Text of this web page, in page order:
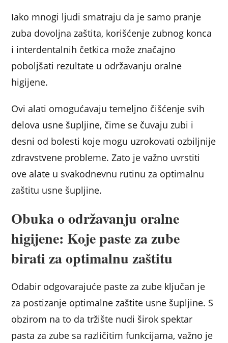
Iako mnogi ljudi smatraju da je samo pranje
zuba dovoljna zaštita, korišćenje zubnog konca
i interdentalnih četkica može značajno
poboljšati rezultate u održavanju oralne
higijene.
Ovi alati omogućavaju temeljno čišćenje svih
delova usne šupljine, čime se čuvaju zubi i
desni od bolesti koje mogu uzrokovati ozbiljnije
zdravstvene probleme. Zato je važno uvrstiti
ove alate u svakodnevnu rutinu za optimalnu
zaštitu usne šupljine.
Obuka o održavanju oralne
higijene: Koje paste za zube
birati za optimalnu zaštitu
Odabir odgovarajuće paste za zube ključan je
za postizanje optimalne zaštite usne šupljine. S
obzirom na to da tržište nudi širok spektar
pasta za zube sa različitim funkcijama, važno je